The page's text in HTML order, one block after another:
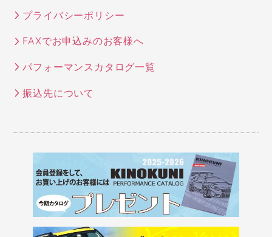
プライバシーポリシー
FAXでお申込みのお客様へ
パフォーマンスカタログ一覧
振込先について